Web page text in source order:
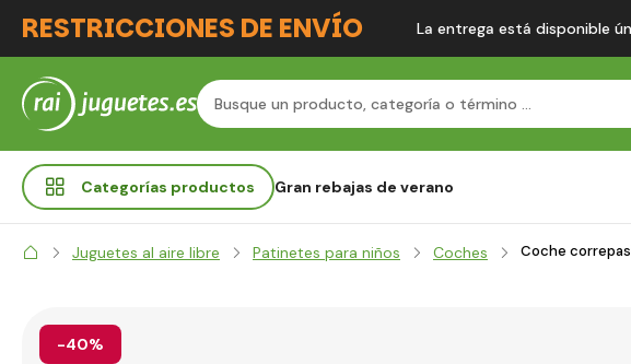
RESTRICCIONES DE ENVÍO La entrega está disponible
Categorías productos Gran rebajas de verano
Juguetes al aire libre Patinetes para niños Coches Coche
-40%